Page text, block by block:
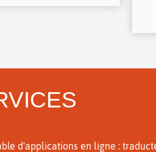
d'applications en ligne :